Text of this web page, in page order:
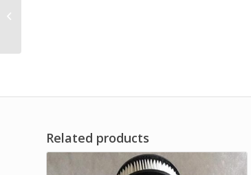
Related products